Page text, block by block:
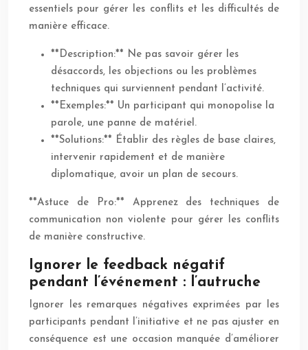
essentiels pour gérer les conflits et les difficultés de
manière efficace.
**Description:** Ne pas savoir gérer les
désaccords, les objections ou les problèmes
techniques qui surviennent pendant l’activité.
**Exemples:** Un participant qui monopolise la
parole, une panne de matériel.
**Solutions:** Établir des règles de base claires,
intervenir rapidement et de manière
diplomatique, avoir un plan de secours.
**Astuce de Pro:** Apprenez des techniques de
communication non violente pour gérer les conflits
de manière constructive.
Ignorer le feedback négatif
pendant l’événement : l’autruche
Ignorer les remarques négatives exprimées par les
participants pendant l’initiative et ne pas ajuster en
conséquence est une occasion manquée d’améliorer